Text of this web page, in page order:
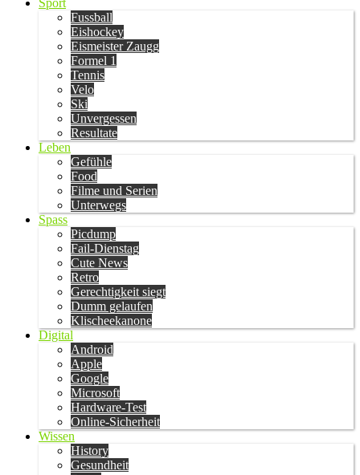
Sport
Fussball
Eishockey
Eismeister Zaugg
Formel 1
Tennis
Velo
Ski
Unvergessen
Resultate
Leben
Gefühle
Food
Filme und Serien
Unterwegs
Spass
Picdump
Fail-Dienstag
Cute News
Retro
Gerechtigkeit siegt
Dumm gelaufen
Klischeekanone
Digital
Android
Apple
Google
Microsoft
Hardware-Test
Online-Sicherheit
Wissen
History
Gesundheit